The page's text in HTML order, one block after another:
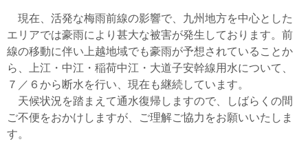
現在、活発な梅雨前線の影響で、九州地方を中心とした
エリアでは豪雨により甚大な被害が発生しております。前
線の移動に伴い上越地域でも豪雨が予想されていることか
ら、上江・中江・稲荷中江・大道子安幹線用水について、
７／６から断水を行い、現在も継続しています。
天候状況を踏まえて通水復帰しますので、しばらくの間
ご不便をおかけしますが、ご理解ご協力をお願いいたしま
す。